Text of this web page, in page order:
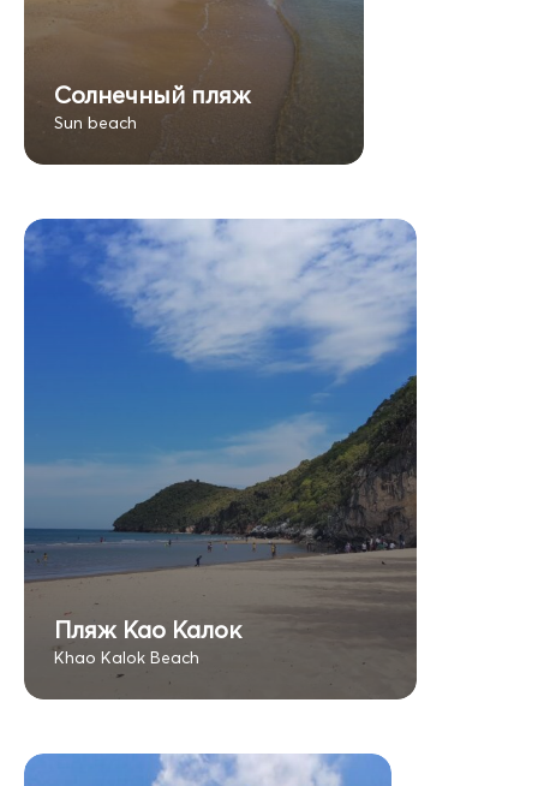
Солнечный пляж
Sun beach
Пляж Као Калок
Khao Kalok Beach